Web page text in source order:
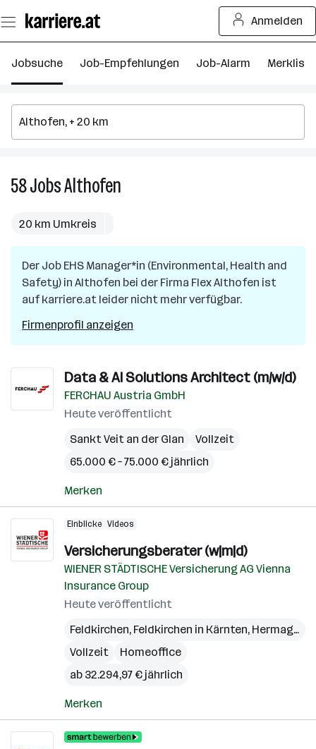
Seiteninhalt
springen
Anmelden
Jobsuche Job-Empfehlungen Job-Alarm Merkliste
58JobsAlthofen
20 km Umkreis
Der Job EHS Manager*in (Environmental, Health and
Safety) in Althofen bei der Firma Flex Althofen ist
auf karriere.at leider nicht mehr verfügbar.
Firmenprofil anzeigen
Data & AI Solutions Architect (m/w/d)
FERCHAU Austria GmbH
Heute veröffentlicht
Sankt Veit an der Glan
Vollzeit
65.000 € – 75.000 € jährlich
Merken
Einblicke Videos
Versicherungsberater (w|m|d)
WIENER STÄDTISCHE Versicherung AG Vienna
Insurance Group
Heute veröffentlicht
Feldkirchen, Feldkirchen in Kärnten, Hermagor
Vollzeit
Homeoffice
ab 32.294,97 € jährlich
Merken